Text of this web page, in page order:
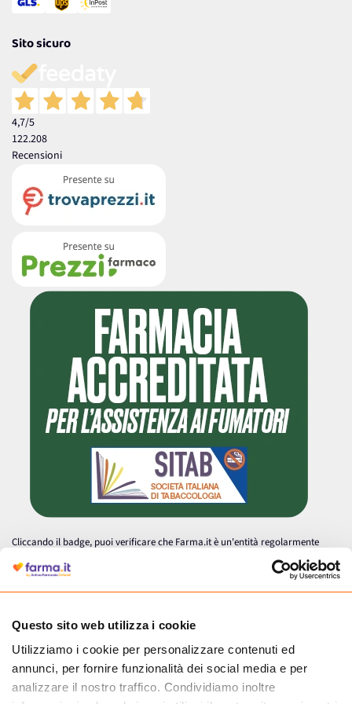
Questo sito web utilizza i cookie
Utilizziamo i cookie per personalizzare contenuti ed
annunci, per fornire funzionalità dei social media e per
analizzare il nostro traffico. Condividiamo inoltre
Sito sicuro
4,7/5
122.208
Recensioni
Cliccando il badge, puoi verificare che Farma.it è un'entità regolarmente
autorizzata dal Ministero della Salute a effettuare la vendita online di
medicinali.